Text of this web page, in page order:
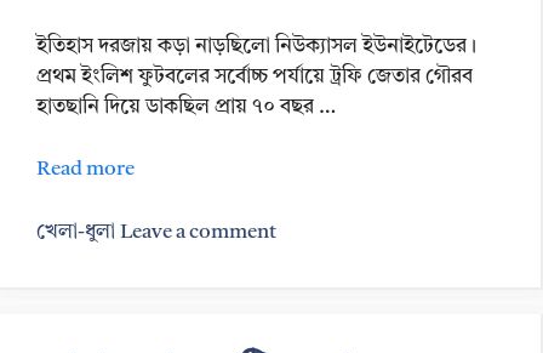
ইতিহাস দরজায় কড়া নাড়ছিলো নিউক্যাসল ইউনাইটেডের।
প্রথম ইংলিশ ফুটবলের সর্বোচ্চ পর্যায়ে ট্রফি জেতার গৌরব
হাতছানি দিয়ে ডাকছিল প্রায় ৭০ বছর …
Read more
Categories
খেলা-ধুলা Leave a comment